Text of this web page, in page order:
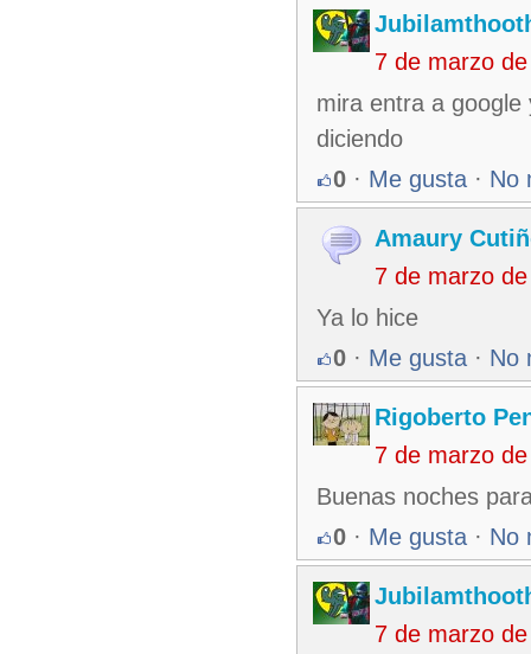
7 de marzo
mira entra a
diciendo
0 · Me gusta · No
Amaury
7 de marzo
Ya lo hice
0 · Me gusta · No
Rigoberto
7 de marzo
Buenas noches
0 · Me gusta · No
7 de marzo